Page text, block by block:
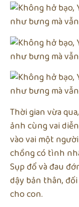
Thời gian vừa
ảnh cùng vai
vào vai một
chồng có tình
Sụp đổ và đau
dậy bản thân,
cho con.